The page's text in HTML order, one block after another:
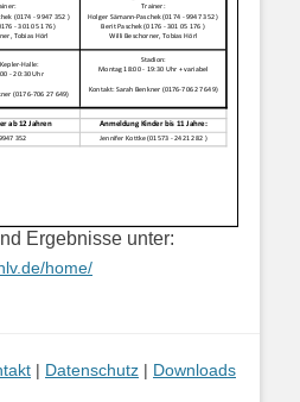
Ergebnisse unter:
home/
| Datenschutz | Downloads